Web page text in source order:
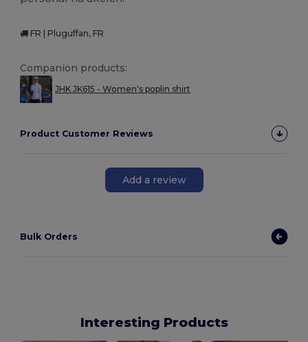
FR | Pluguffan, FR
Companion products:
JHK JK615 - Women's poplin shirt
Product Customer Reviews
Add a review
Bulk Orders
Interesting Products